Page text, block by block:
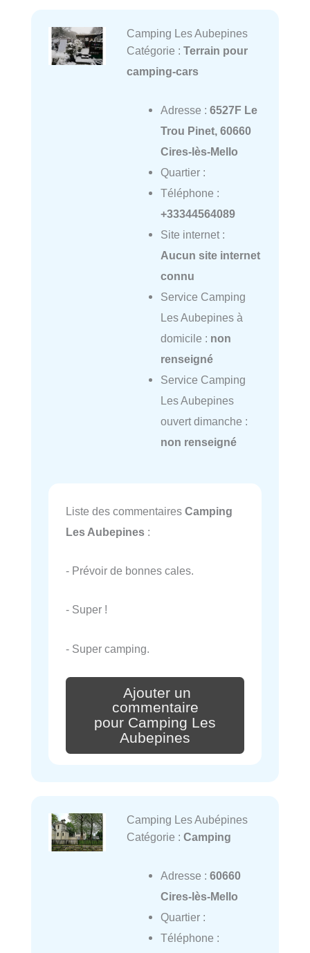
Camping Les Aubepines
Catégorie : Terrain pour
camping-cars
Adresse : 6527F Le
Trou Pinet, 60660
Cires-lès-Mello
Quartier :
Téléphone :
+33344564089
Site internet :
Aucun site internet
connu
Service Camping
Les Aubepines à
domicile : non
renseigné
Service Camping
Les Aubepines
ouvert dimanche :
non renseigné
Liste des commentaires Camping
Les Aubepines :
- Prévoir de bonnes cales.
- Super !
- Super camping.
Ajouter un
commentaire
pour Camping Les
Aubepines
Camping Les Aubépines
Catégorie : Camping
Adresse : 60660
Cires-lès-Mello
Quartier :
Téléphone :